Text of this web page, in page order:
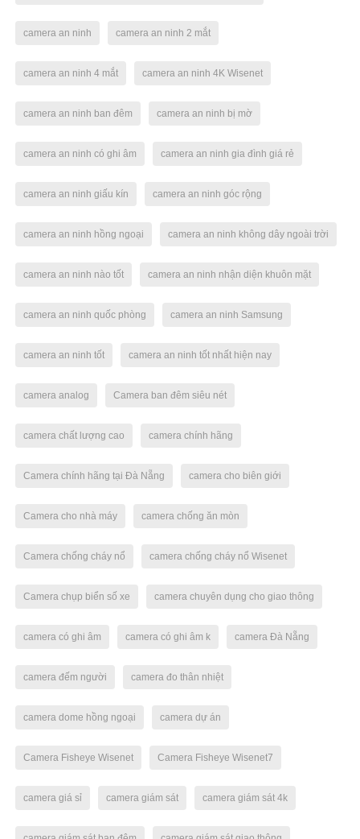
camera an ninh camera an ninh 2 mắt
camera an ninh 4 mắt camera an ninh 4K Wisenet
camera an ninh ban đêm camera an ninh bị mờ
camera an ninh có ghi âm camera an ninh gia đình giá rẻ
camera an ninh giấu kín camera an ninh góc rộng
camera an ninh hồng ngoại camera an ninh không dây ngoài trời
camera an ninh nào tốt camera an ninh nhận diện khuôn mặt
camera an ninh quốc phòng camera an ninh Samsung
camera an ninh tốt camera an ninh tốt nhất hiện nay
camera analog Camera ban đêm siêu nét
camera chất lượng cao camera chính hãng
Camera chính hãng tại Đà Nẵng camera cho biên giới
Camera cho nhà máy camera chống ăn mòn
Camera chống cháy nổ camera chống cháy nổ Wisenet
Camera chụp biển số xe camera chuyên dụng cho giao thông
camera có ghi âm camera có ghi âm k camera Đà Nẵng
camera đếm người camera đo thân nhiệt
camera dome hồng ngoại camera dự án
Camera Fisheye Wisenet Camera Fisheye Wisenet7
camera giá sỉ camera giám sát camera giám sát 4k